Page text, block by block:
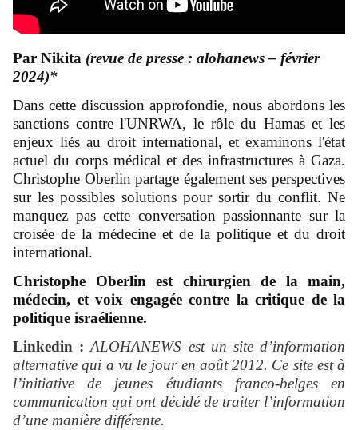
Par Nikita (revue de presse : alohanews – février
2024)*
Dans cette discussion approfondie, nous abordons les
sanctions contre l'UNRWA, le rôle du Hamas et les
enjeux liés au droit international, et examinons l'état
actuel du corps médical et des infrastructures à Gaza.
Christophe Oberlin partage également ses perspectives
sur les possibles solutions pour sortir du conflit. Ne
manquez pas cette conversation passionnante sur la
croisée de la médecine et de la politique et du droit
international.
Christophe Oberlin est chirurgien de la main,
médecin, et voix engagée contre la critique de la
politique israélienne.
Linkedin : ALOHANEWS est un site d’information
alternative qui a vu le jour en août 2012. Ce site est à
l’initiative de jeunes étudiants franco-belges en
communication qui ont décidé de traiter l’information
d’une manière différente.